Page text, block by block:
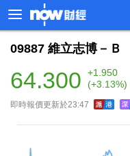
09887 維立志博－Ｂ
64.300
+1.950
(+3.13%)
即時報價更新於23:47